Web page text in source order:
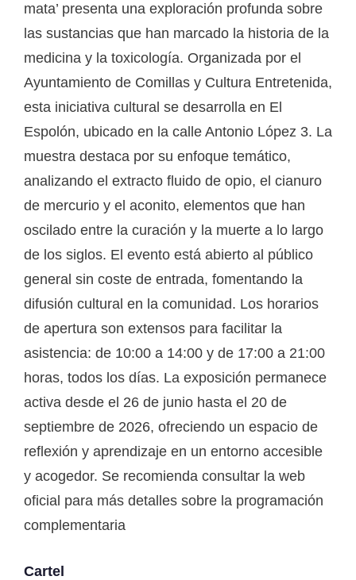
mata’ presenta una exploración profunda sobre
las sustancias que han marcado la historia de la
medicina y la toxicología. Organizada por el
Ayuntamiento de Comillas y Cultura Entretenida,
esta iniciativa cultural se desarrolla en El
Espolón, ubicado en la calle Antonio López 3. La
muestra destaca por su enfoque temático,
analizando el extracto fluido de opio, el cianuro
de mercurio y el aconito, elementos que han
oscilado entre la curación y la muerte a lo largo
de los siglos. El evento está abierto al público
general sin coste de entrada, fomentando la
difusión cultural en la comunidad. Los horarios
de apertura son extensos para facilitar la
asistencia: de 10:00 a 14:00 y de 17:00 a 21:00
horas, todos los días. La exposición permanece
activa desde el 26 de junio hasta el 20 de
septiembre de 2026, ofreciendo un espacio de
reflexión y aprendizaje en un entorno accesible
y acogedor. Se recomienda consultar la web
oficial para más detalles sobre la programación
complementaria
Cartel